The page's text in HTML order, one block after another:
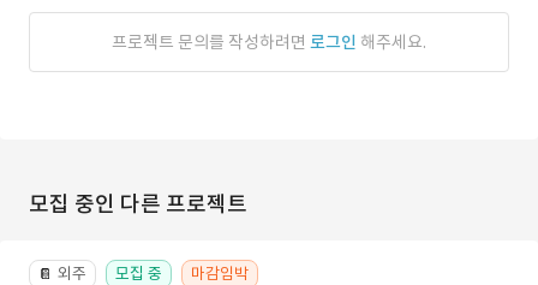
프로젝트 문의를 작성하려면 로그인 해주세요.
모집 중인 다른 프로젝트
📔 외주 모집 중 마감임박